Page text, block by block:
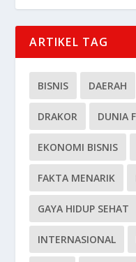
ARTIKEL TAG
BISNIS DAERAH
DRAKOR DUNIA
EKONOMI BISNIS
FAKTA MENARIK
GAYA HIDUP SEHAT
INTERNASIONAL